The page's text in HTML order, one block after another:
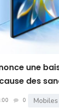
une
des
0